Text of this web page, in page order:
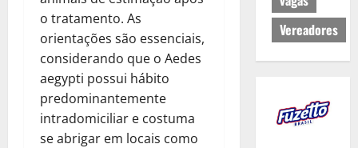
o tratamento. As
orientações são essenciais,
considerando que o Aedes
aegypti possui hábito
predominantemente
intradomiciliar e costuma
se abrigar em locais como
Vereadores